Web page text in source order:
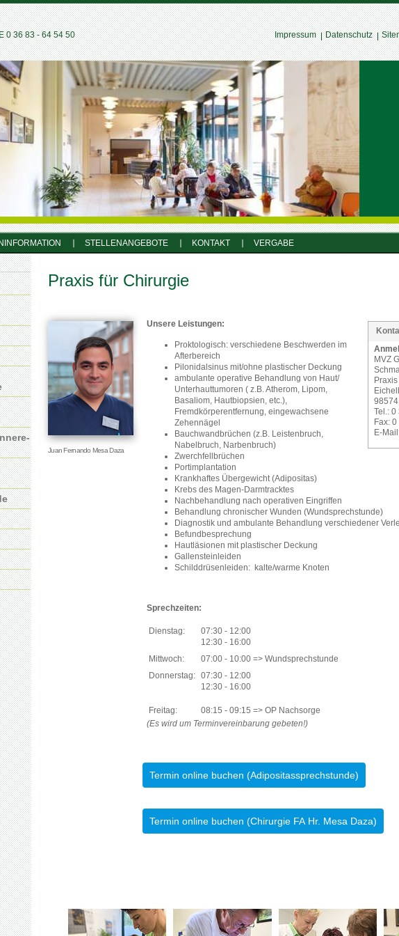
0 36 83 - 64 54 50 Impressum Datenschutz
STELLENANGEBOTE KONTAKT VERGABE
Praxis für Chirurgie
Juan Fernando Mesa Daza
MVZ
Tel.: 0
Fax:
E-
Unsere Leistungen:
Proktologisch: verschiedene Beschwerden im
Afterbereich
Pilonidalsinus mit/ohne plastischer Deckung
ambulante operative Behandlung von Haut/
Unterhauttumoren ( z.B. Atherom, Lipom,
Basaliom, Hautbiopsien, etc.),
Fremdkörperentfernung, eingewachsene
Zehennägel
Bauchwandbrüchen (z.B. Leistenbruch,
Nabelbruch, Narbenbruch)
Zwerchfellbrüchen
Portimplantation
Krankhaftes Übergewicht (Adipositas)
Krebs des Magen-Darmtracktes
Nachbehandlung nach operativen Eingriffen
Behandlung chronischer Wunden (Wundsprechstunde)
Diagnostik und ambulante Behandlung verschiedener
Befundbesprechung
Hautläsionen mit plastischer Deckung
Gallensteinleiden
Schilddrüsenleiden: kalte/warme Knoten
Sprechzeiten:
Dienstag:
07:30 - 12:00
12:30 - 16:00
Mittwoch:
07:00 - 10:00 => Wundsprechstunde
Donnerstag: 07:30 - 12:00
12:30 - 16:00
Freitag:
08:15 - 09:15 => OP Nachsorge
(Es wird um Terminvereinbarung gebeten!)
Termin online buchen (Adipositassprechstunde)
Termin online buchen (Chirurgie FA Hr. Mesa Daza)